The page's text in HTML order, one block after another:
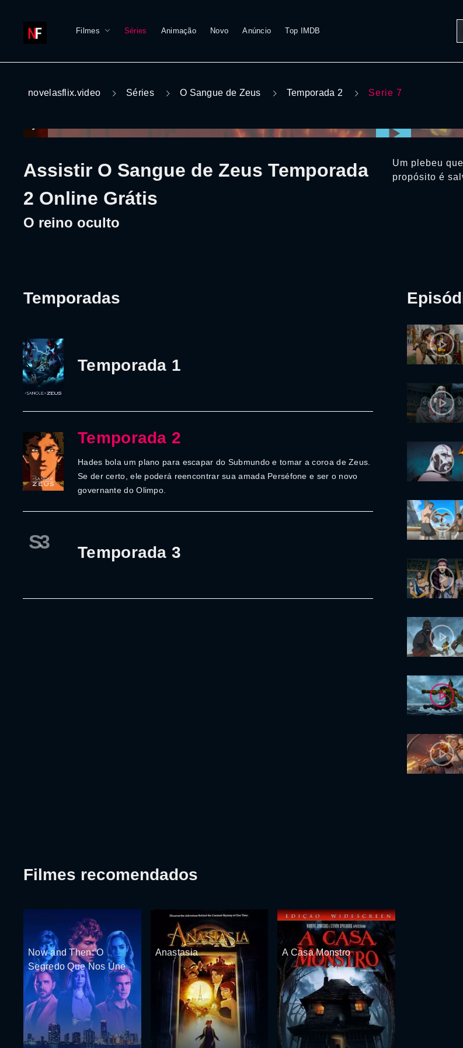
Filmes Séries Animação Novo Anúncio Top IMDB
novelasflix.video Séries O Sangue de Zeus Temporada 2 Serie 7
Assistir O Sangue de Zeus Temporada
2 Online Grátis
O reino oculto
Um plebeu
propósito é
Temporadas
Temporada 1
Temporada 2
Hades bola um plano para escapar do Submundo e tomar a coroa de Zeus.
Se der certo, ele poderá reencontrar sua amada Perséfone e ser o novo
governante do Olimpo.
S3 Temporada 3
Filmes recomendados
Now and Then: O
Segredo Que Nos Une
Anastasia A Casa Monstro